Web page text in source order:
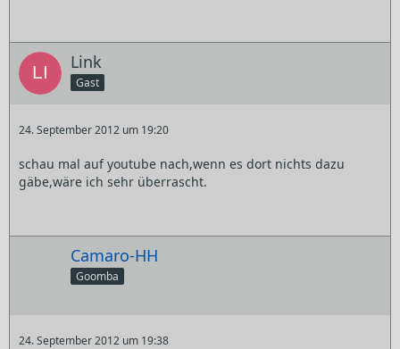
Link
Gast
24. September 2012 um 19:20
schau mal auf youtube nach,wenn es dort nichts dazu
gäbe,wäre ich sehr überrascht.
Camaro-HH
Goomba
24. September 2012 um 19:38